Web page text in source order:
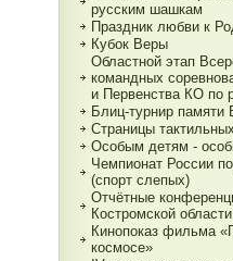
русским шашкам
Праздник любви к
Кубок Веры
Областной этап
командных
и Первенства КО по
Блиц-турнир памяти
Страницы
Особым детям -
Чемпионат России
(спорт слепых)
Отчётные
Костромской
Кинопоказ фильма
космосе»